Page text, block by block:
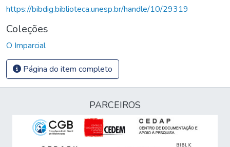
https://bibdig.biblioteca.unesp.br/handle/10/29319
Coleções
O Imparcial
Página do item completo
PARCEIROS